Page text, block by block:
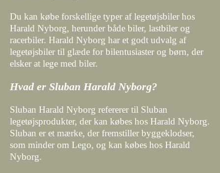
Du kan købe forskellige typer af legetøjsbiler hos
Harald Nyborg, herunder både biler, lastbiler og
racerbiler. Harald Nyborg har et godt udvalg af
legetøjsbiler til glæde for bilentusiaster og børn, der
elsker at lege med biler.
Hvad er Sluban Harald Nyborg?
Sluban Harald Nyborg refererer til Sluban
legetøjsprodukter, der kan købes hos Harald Nyborg.
Sluban er et mærke, der fremstiller byggeklodser,
som minder om Lego, og kan købes hos Harald
Nyborg.